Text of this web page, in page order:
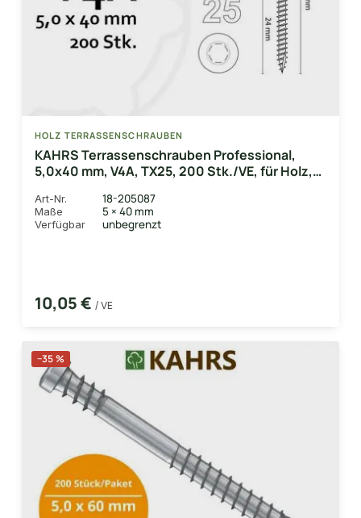
HOLZ TERRASSENSCHRAUBEN
KAHRS Terrassenschrauben Professional,
5,0x40 mm, V4A, TX25, 200 Stk./VE, für Holz,
Art-Nr. 18-205087
Maße 5 × 40 mm
Verfügbar unbegrenzt
10,05 € / VE
−35 %